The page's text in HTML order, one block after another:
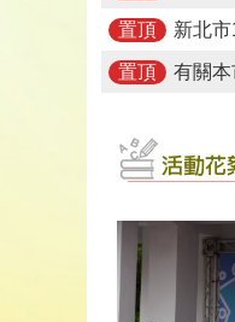
置頂 新北
置頂 有關